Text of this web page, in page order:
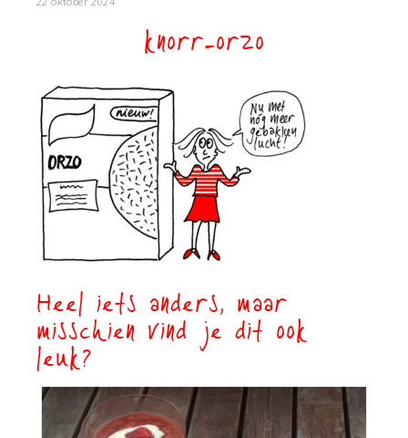
knorr-orzo
Heel iets anders, maar
misschien vind je dit ook
leuk?